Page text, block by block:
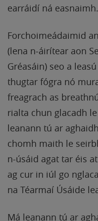
earráidí ná easnaimh.
Forchoimeádaimid
(lena n-áirítear aon
Gréasáin) seo a
thugtar fógra nó
freagrach as
rialta chun glacadh
leanann tú ar
chomh maith le
n-úsáid agat tar éis
ag cur in iúl go
na Téarmaí Úsáide
Má leanann tú ar